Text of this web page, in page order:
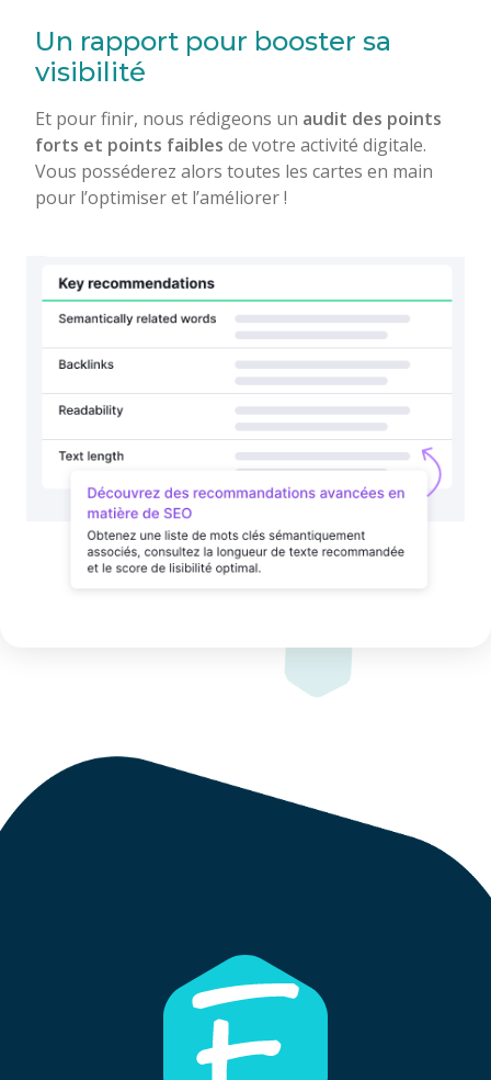
Un rapport pour booster sa
visibilité
Et pour finir, nous rédigeons un audit des points
forts et points faibles de votre activité digitale.
Vous posséderez alors toutes les cartes en main
pour l’optimiser et l’améliorer !